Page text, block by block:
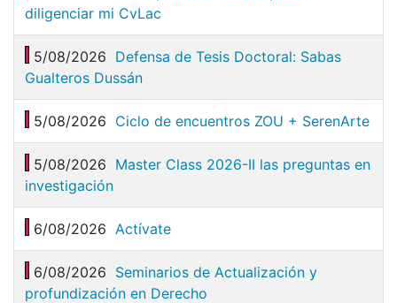
diligenciar mi CvLac
5/08/2026 Defensa de Tesis Doctoral: Sabas
Gualteros Dussán
5/08/2026 Ciclo de encuentros ZOU + SerenArte
5/08/2026 Master Class 2026-II las preguntas en
investigación
6/08/2026 Actívate
6/08/2026 Seminarios de Actualización y
profundización en Derecho